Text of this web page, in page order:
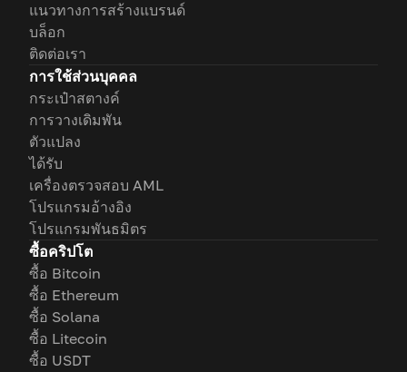
แนวทางการสร้างแบรนด์
บล็อก
ติดต่อเรา
การใช้ส่วนบุคคล
กระเป๋าสตางค์
การวางเดิมพัน
ตัวแปลง
ได้รับ
เครื่องตรวจสอบ AML
โปรแกรมอ้างอิง
โปรแกรมพันธมิตร
ซื้อคริปโต
ซื้อ Bitcoin
ซื้อ Ethereum
ซื้อ Solana
ซื้อ Litecoin
ซื้อ USDT